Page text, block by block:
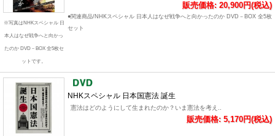
※写真はNHKスペシャル 日
本人はなぜ戦争へと向かっ
たのか DVD－BOX 全5枚セ
ットです。
販売価格: 20,900円(税込)
●関連商品/NHKスペシャル 日本人はなぜ戦争へと向かったのか DVD－BOX 全5枚
セット
NHKスペシャル 日本国憲法 誕生
憲法はどのようにして生まれたのか？いま憲法を考え..
販売価格: 5,170円(税込)